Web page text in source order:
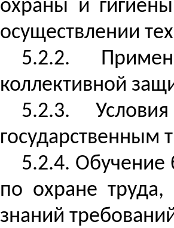
охраны и
осуществлении
5.2.2.
коллективной
5.2.3.
государственным
5.2.4. Обучение
по охране
знаний